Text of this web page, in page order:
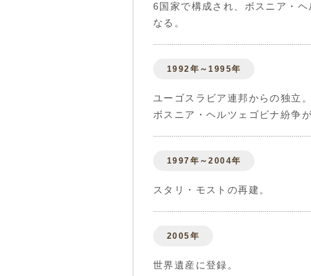
6国家で構成され、ボスニア・
なる。
1992年～1995年
ユーゴスラビア連邦からの独立。
ボスニア・ヘルツェゴビナ紛争
1997年～2004年
スタリ・モストの再建。
2005年
世界遺産に登録。